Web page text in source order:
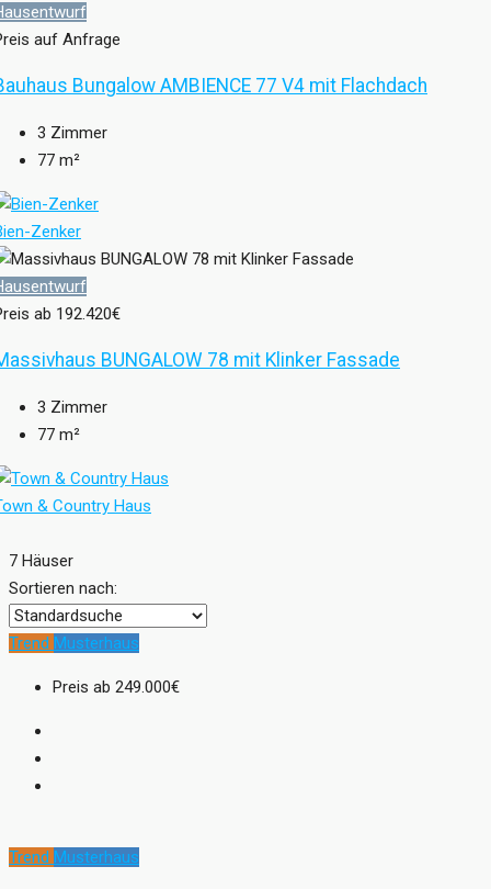
auf Anfrage
Bungalow AMBIENCE 77 V4 mit Flachdach
3 Zimmer
77 m²
Zenker
ab 192.420€
BUNGALOW 78 mit Klinker Fassade
3 Zimmer
77 m²
& Country Haus
7 Häuser
Sortieren nach:
Trend Musterhaus
Preis ab 249.000€
Trend Musterhaus